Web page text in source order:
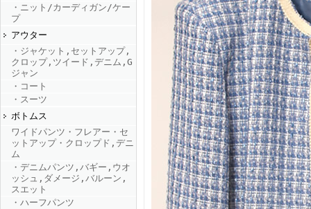
FINEBOYS2025年9月号
FINEBOYS2025年8月号
・ニット/カーディガン/ケー
プ
アウター
・ジャケット,セットアップ,
クロップ,ツイード,デニム,G
ジャン
・コート
・スーツ
ボトムス
ワイドパンツ・フレアー・セ
ットアップ・クロップド,デニ
ム
・デニムパンツ,バギー,ウオ
ッシュ,ダメージ,バルーン,
スエット
・ハーフパンツ